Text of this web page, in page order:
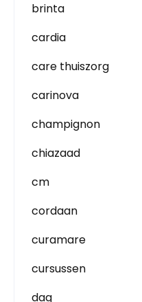
brinta
cardia
care thuiszorg
carinova
champignon
chiazaad
cm
cordaan
curamare
cursussen
dag